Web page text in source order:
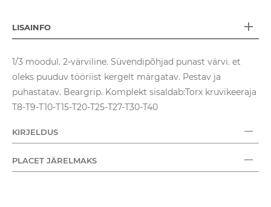
LISAINFO
1/3 moodul. 2-värviline. Süvendipõhjad punast värvi. et
oleks puuduv tööriist kergelt märgatav. Pestav ja
puhastatav. Beargrip. Komplekt sisaldab:Torx kruvikeeraja
T8-T9-T10-T15-T20-T25-T27-T30-T40
KIRJELDUS
PLACET JÄRELMAKS